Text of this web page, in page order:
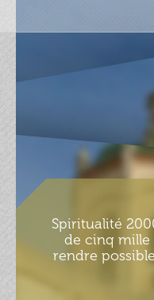
Spiritualité
de cinq mille
rendre